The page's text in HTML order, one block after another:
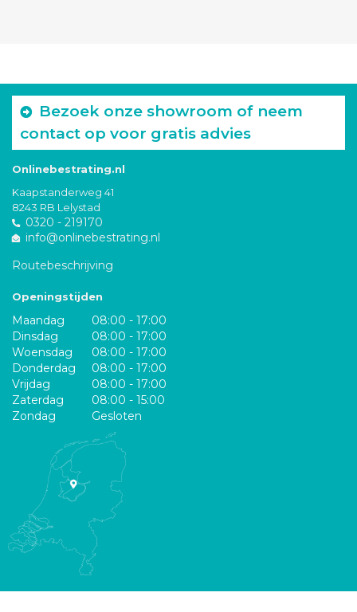
Bezoek onze showroom of neem
contact op voor gratis advies
Onlinebestrating.nl
Kaapstanderweg 41
8243 RB Lelystad
0320 - 219170
info@onlinebestrating.nl
Routebeschrijving
Openingstijden
Maandag
08:00 - 17:00
Dinsdag
08:00 - 17:00
Woensdag
08:00 - 17:00
Donderdag
08:00 - 17:00
Vrijdag
08:00 - 17:00
Zaterdag
08:00 - 15:00
Zondag
Gesloten